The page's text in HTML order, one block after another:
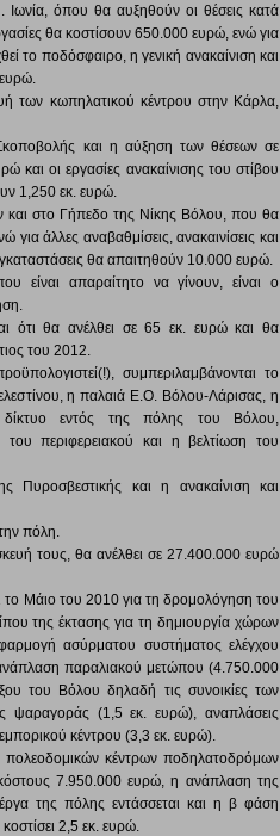
Ιωνία, όπου θα αυξηθούν οι θέσεις κατά
θα κοστίσουν 650.000 ευρώ, ενώ για
το ποδόσφαιρο, η γενική ανακαίνιση και
των κωπηλατικού κέντρου στην Κάρλα,
και η αύξηση των θέσεων σε
και οι εργασίες ανακαίνισης του στίβου
1,250 εκ. ευρώ.
και στο Γήπεδο της Νίκης Βόλου, που θα
άλλες αναβαθμίσεις, ανακαινίσεις και
θα απαιτηθούν 10.000 ευρώ.
είναι απαραίτητο να γίνουν, είναι ο
ότι θα ανέλθει σε 65 εκ. ευρώ και θα
του 2012.
συμπεριλαμβάνονται το
η παλαιά Ε.Ο. Βόλου-Λάρισας, η
δίκτυο εντός της πόλης του Βόλου,
περιφερειακού και η βελτίωση του
Πυροσβεστικής και η ανακαίνιση και
πόλη.
τους, θα ανέλθει σε 27.400.000 ευρώ
Μάιο του 2010 για τη δρομολόγηση του
της έκτασης για τη δημιουργία χώρων
ασύρματου συστήματος ελέγχου
παραλιακού μετώπου (4.750.000
του Βόλου δηλαδή τις συνοικίες των
ψαραγοράς (1,5 εκ. ευρώ), αναπλάσεις
κέντρου (3,3 εκ. ευρώ).
πολεοδομικών κέντρων ποδηλατοδρόμων
7.950.000 ευρώ, η ανάπλαση της
της πόλης εντάσσεται και η β φάση
2,5 εκ. ευρώ.